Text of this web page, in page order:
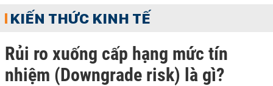
KIẾN THỨC KINH TẾ
Rủi ro xuống cấp hạng mức tín
nhiệm (Downgrade risk) là gì?